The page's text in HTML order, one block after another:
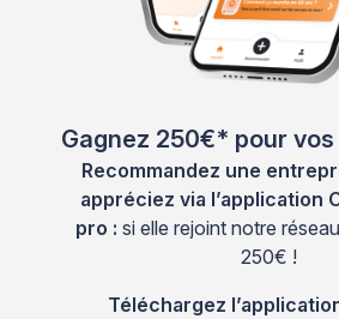
Gagnez 250€* pour vos
Recommandez une
appréciez via l’application
pro : si elle rejoint notre
250€ !
Téléchargez